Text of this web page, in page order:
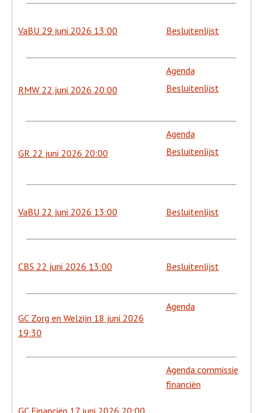
VaBU 29 juni 2026 13:00 Besluitenlijst
RMW 22 juni 2026 20:00
Agenda
Besluitenlijst
GR 22 juni 2026 20:00
Agenda
Besluitenlijst
VaBU 22 juni 2026 13:00 Besluitenlijst
CBS 22 juni 2026 13:00 Besluitenlijst
GC Zorg en Welzijn 18 juni 2026
19:30
Agenda
GC Financiën 17 juni 2026 20:00
Agenda commissie
financiën